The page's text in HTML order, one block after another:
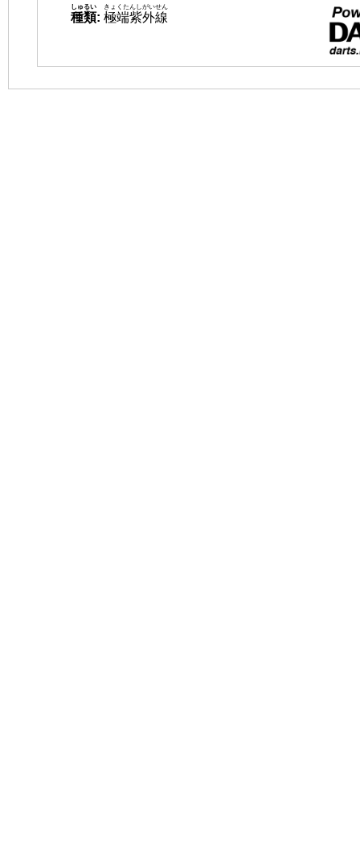
種類
しゅるい
: 極端紫外線
きょくたんしがいせん